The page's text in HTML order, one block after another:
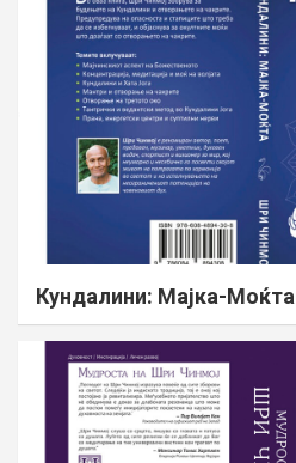
Кундалини: Мајка-Моќта